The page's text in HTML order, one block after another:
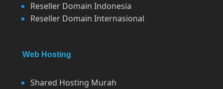
Reseller Domain Indonesia
Reseller Domain Internasional
Web Hosting
Shared Hosting Murah